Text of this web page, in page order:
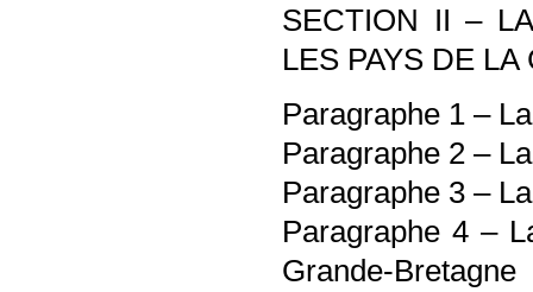
SECTION II –
LES PAYS DE LA
Paragraphe 1 –
Paragraphe 2 –
Paragraphe 3 –
Paragraphe 4 –
Grande-Bretagne